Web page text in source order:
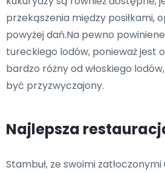
przekąszenia między posiłkami,
powyżej dań.Na pewno
tureckiego lodów, ponieważ jest
bardzo różny od włoskiego
być przyzwyczajony.
Najlepsza
Stambuł, ze swoimi